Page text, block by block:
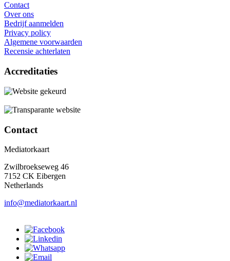
Contact
Over ons
Bedrijf aanmelden
Privacy policy
Algemene voorwaarden
Recensie achterlaten
Accreditaties
Contact
Mediatorkaart
Zwilbroekseweg 46
7152 CK Eibergen
Netherlands
info@mediatorkaart.nl